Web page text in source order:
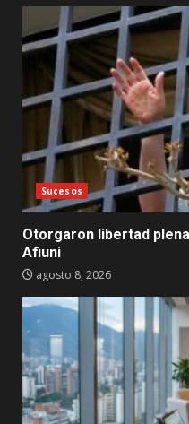
Sucesos
Otorgaron libertad
Afiuni
agosto 8, 2026